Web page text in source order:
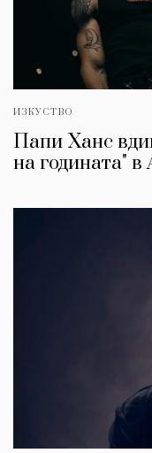
ИЗКУСТВО
Папи Ханс
на годината"